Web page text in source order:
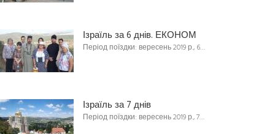
Ізраїль за 6 днів. ЕКОНОМ
Період поїздки: вересень 2019 р., 6…
Ізраїль за 7 днів
Період поїздки: вересень 2019 р., 7…